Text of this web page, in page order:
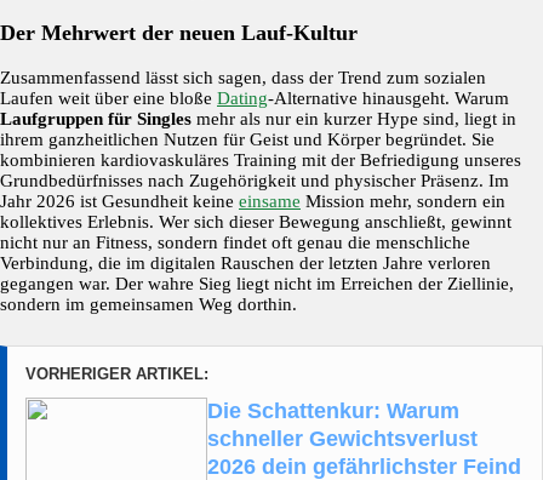
Der Mehrwert der neuen Lauf-Kultur
Zusammenfassend lässt sich sagen, dass der Trend zum sozialen
Laufen weit über eine bloße Dating-Alternative hinausgeht. Warum
Laufgruppen für Singles mehr als nur ein kurzer Hype sind, liegt in
ihrem ganzheitlichen Nutzen für Geist und Körper begründet. Sie
kombinieren kardiovaskuläres Training mit der Befriedigung unseres
Grundbedürfnisses nach Zugehörigkeit und physischer Präsenz. Im
Jahr 2026 ist Gesundheit keine einsame Mission mehr, sondern ein
kollektives Erlebnis. Wer sich dieser Bewegung anschließt, gewinnt
nicht nur an Fitness, sondern findet oft genau die menschliche
Verbindung, die im digitalen Rauschen der letzten Jahre verloren
gegangen war. Der wahre Sieg liegt nicht im Erreichen der Ziellinie,
sondern im gemeinsamen Weg dorthin.
VORHERIGER ARTIKEL:
Die Schattenkur: Warum
schneller Gewichtsverlust
2026 dein gefährlichster Feind